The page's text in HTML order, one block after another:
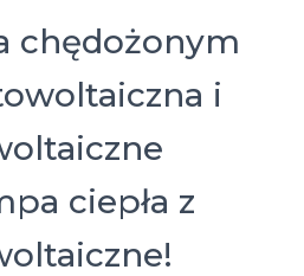
chędożonym
i
ciepła z